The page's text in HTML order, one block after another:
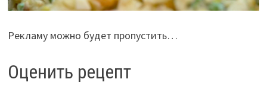
Рекламу можно будет пропустить…
Оценить рецепт